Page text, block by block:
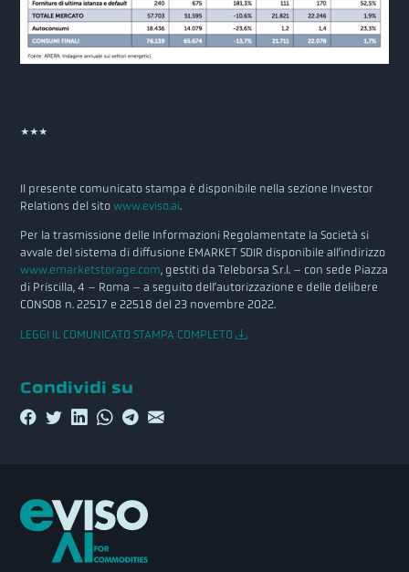
***
Il presente comunicato stampa è disponibile nella sezione Investor
Relations del sitowww.eviso.ai.
Per la trasmissione delle Informazioni Regolamentate la Società si
avvale del sistema di diffusione EMARKET SDIR disponibile all’indirizzo
www.emarketstorage.com, gestiti da Teleborsa S.r.l. – con sede Piazza
di Priscilla, 4 – Roma – a seguito dell’autorizzazione e delle delibere
CONSOB n. 22517 e 22518 del 23 novembre 2022.
LEGGI IL COMUNICATO STAMPA COMPLETO
Condividi su